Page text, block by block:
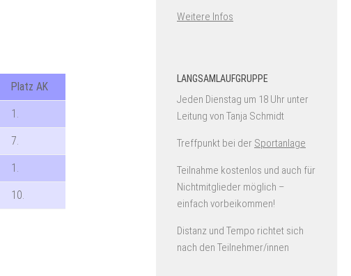
Platz AK
1.
7.
1.
10.
Weitere Infos
LANGSAMLAUFGRUPPE
Jeden Dienstag um 18 Uhr unter
Leitung von Tanja Schmidt
Treffpunkt bei der Sportanlage
Teilnahme kostenlos und auch für
Nichtmitglieder möglich –
einfach vorbeikommen!
Distanz und Tempo richtet sich
nach den Teilnehmer/innen